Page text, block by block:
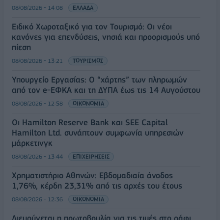
08/08/2026 - 14:08 ΕΛΛΑΔΑ
Ειδικό Χωροταξικό για τον Τουρισμό: Οι νέοι
κανόνες για επενδύσεις, νησιά και προορισμούς υπό
πίεση
08/08/2026 - 13:21 ΤΟΥΡΙΣΜΟΣ
Υπουργείο Εργασίας: Ο “χάρτης” των πληρωμών
από τον e-ΕΦΚΑ και τη ΔΥΠΑ έως τις 14 Αυγούστου
08/08/2026 - 12:58 ΟΙΚΟΝΟΜΙΑ
Οι Hamilton Reserve Bank και SEE Capital
Hamilton Ltd. συνάπτουν συμφωνία υπηρεσιών
μάρκετινγκ
08/08/2026 - 13:44 ΕΠΙΧΕΙΡΗΣΕΙΣ
Χρηματιστήριο Αθηνών: Εβδομαδιαία άνοδος
1,76%, κέρδη 23,31% από τις αρχές του έτους
08/08/2026 - 12:36 ΟΙΚΟΝΟΜΙΑ